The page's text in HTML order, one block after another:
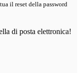
il reset della password
di posta elettronica!